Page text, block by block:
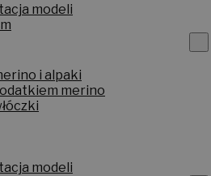
modeli
i alpaki
merino
modeli